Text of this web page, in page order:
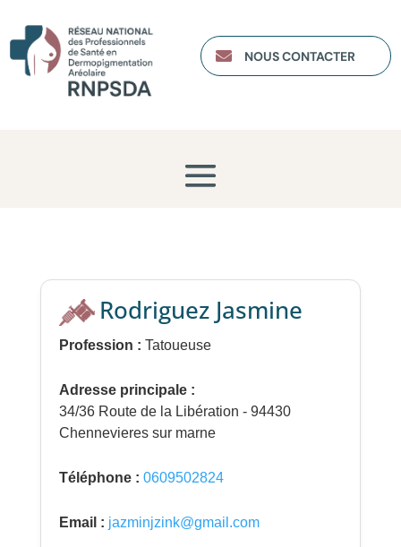
 NOUS CONTACTER
Rodriguez Jasmine
Profession : Tatoueuse
Adresse principale :
34/36 Route de la Libération - 94430
Chennevieres sur marne
Téléphone : 0609502824
Email : jazminjzink@gmail.com